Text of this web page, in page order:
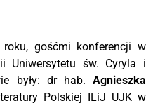
gośćmi konferencji w
Uniwersytetu św. Cyryla i
były: dr hab. Agnieszka
Polskiej ILiJ UJK w